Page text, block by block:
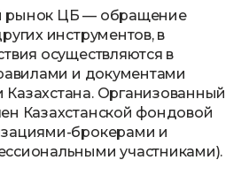
рынок ЦБ — обращение
инструментов, в
осуществляются в
и документами
Организованный
Казахстанской фондовой
брокерами и
участниками).